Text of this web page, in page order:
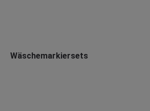
Wäschemarkiersets